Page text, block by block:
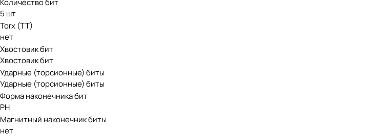
Количество бит
5 шт
Torx (TT)
нет
Хвостовик бит
Хвостовик бит
Ударные (торсионные) биты
Ударные (торсионные) биты
Форма наконечника бит
PH
Магнитный наконечник биты
нет